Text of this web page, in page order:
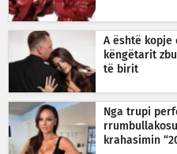
A është kopje
këngëtarit
të birit
Nga trupi
krahasimin